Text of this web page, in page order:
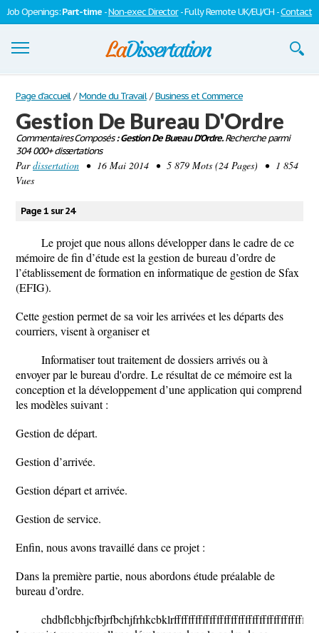
Job Openings:Part-time -Non-exec Director- Fully Remote UK/EU/CH -Contact
Dissertations
S'inscrire
Se connecter
Contactez-nous
Page d'accueil / Monde du Travail / Business et Commerce
Gestion De Bureau D'Ordre
Commentaires Composés: Gestion De Bureau D'Ordre.Recherche parmi
304 000+ dissertations
Pardissertation • 16 Mai 2014 • 5 879 Mots (24 Pages) • 1 854
Vues
Page 1 sur 24
Le projet que nous allons développer dans le cadre de ce
mémoire de fin d’étude est la gestion de bureau d’ordre de
l’établissement de formation en informatique de gestion de Sfax
(EFIG).
Cette gestion permet de sa voir les arrivées et les départs des
courriers, visent à organiser et
Informatiser tout traitement de dossiers arrivés ou à
envoyer par le bureau d'ordre. Le résultat de ce mémoire est la
conception et la développement d’une application qui comprend
les modèles suivant :
Gestion de départ.
Gestion d’arrivée.
Gestion départ et arrivée.
Gestion de service.
Enfin, nous avons travaillé dans ce projet :
Dans la première partie, nous abordons étude préalable de
bureau d’ordre.